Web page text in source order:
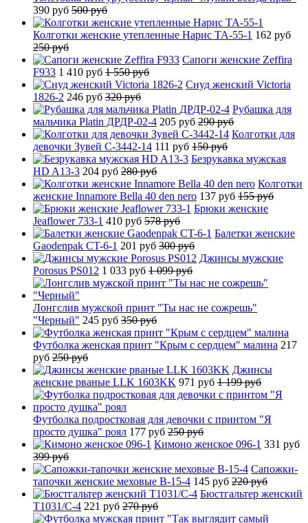
390 руб 500 руб
Колготки женские утепленные Нарис TA-55-1 162 руб
250 руб
Сапоги женские Zeffira
F933 1 410 руб 1 550 руб
Снуд женский Victoria
1826-2 246 руб 320 руб
Рубашка для
мальчика Platin ДРДР-02-4 205 руб 290 руб
Колготки для
девочки Зувей C-3442-14 111 руб 150 руб
Безрукавка мужская
HD A13-3 204 руб 280 руб
Колготки
женские Innamore Bella 40 den nero 137 руб 155 руб
Брюки женские
Jeaflower 733-1 410 руб 578 руб
Балетки женские
Gaodenpak CT-6-1 201 руб 300 руб
Джинсы мужские
Porosus PS012 1 033 руб 1 099 руб
Лонгслив мужской принт "Ты нас не сожрешь"
"Черный" 245 руб 350 руб
Футболка женская принт "Крым с сердцем" малина 217
руб 250 руб
Джинсы
женские рваные LLK 1603KK 971 руб 1 199 руб
Футболка подростковая для девочки с принтом "Я
просто душка" роял 177 руб 250 руб
Кимоно женское 096-1 331 руб
399 руб
Сапожки-
тапочки женские меховые B-15-4 145 руб 220 руб
Бюстгальтер женский
T1031/C-4 221 руб 270 руб